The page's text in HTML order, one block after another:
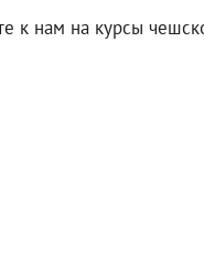
к нам на курсы